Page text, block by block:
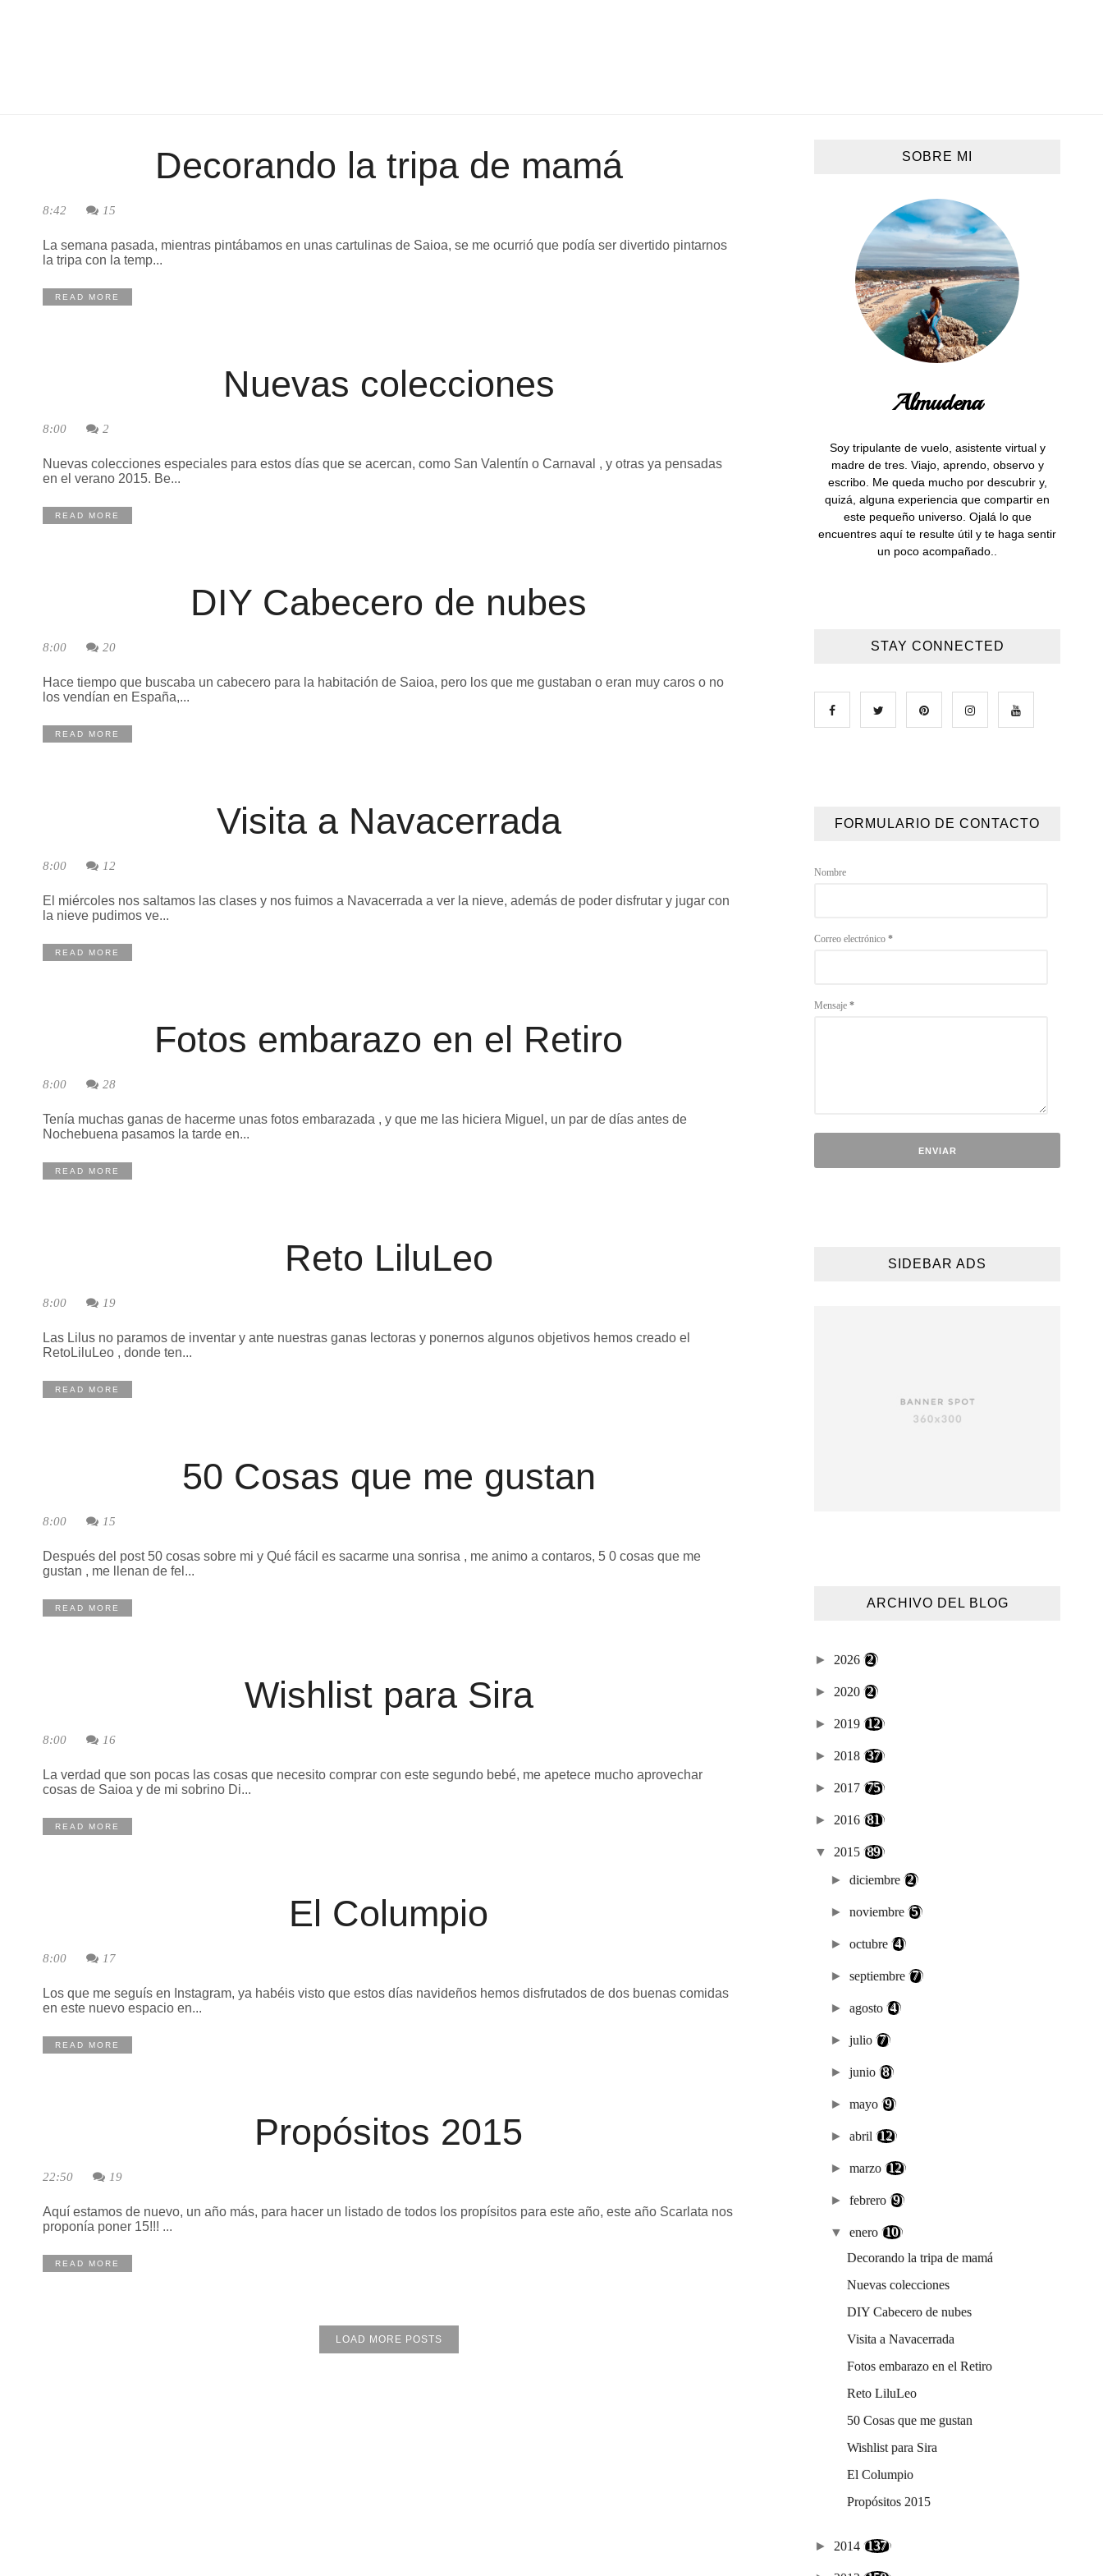
Decorando la tripa de mamá
8:42 15
La semana pasada, mientras pintábamos en unas cartulinas de Saioa, se me ocurrió que podía ser divertido pintarnos
la tripa con la temp...
READ MORE
Nuevas colecciones
8:00 2
Nuevas colecciones especiales para estos días que se acercan, como San Valentín o Carnaval , y otras ya pensadas
en el verano 2015. Be...
READ MORE
DIY Cabecero de nubes
8:00 20
Hace tiempo que buscaba un cabecero para la habitación de Saioa, pero los que me gustaban o eran muy caros o no
los vendían en España,...
READ MORE
Visita a Navacerrada
8:00 12
El miércoles nos saltamos las clases y nos fuimos a Navacerrada a ver la nieve, además de poder disfrutar y jugar con
la nieve pudimos ve...
READ MORE
Fotos embarazo en el Retiro
8:00 28
Tenía muchas ganas de hacerme unas fotos embarazada , y que me las hiciera Miguel, un par de días antes de
Nochebuena pasamos la tarde en...
READ MORE
Reto LiluLeo
8:00 19
Las Lilus no paramos de inventar y ante nuestras ganas lectoras y ponernos algunos objetivos hemos creado el
RetoLiluLeo , donde ten...
READ MORE
50 Cosas que me gustan
8:00 15
Después del post 50 cosas sobre mi y Qué fácil es sacarme una sonrisa , me animo a contaros, 5 0 cosas que me
gustan , me llenan de fel...
READ MORE
Wishlist para Sira
8:00 16
La verdad que son pocas las cosas que necesito comprar con este segundo bebé, me apetece mucho aprovechar
cosas de Saioa y de mi sobrino Di...
READ MORE
El Columpio
8:00 17
Los que me seguís en Instagram, ya habéis visto que estos días navideños hemos disfrutados de dos buenas comidas
en este nuevo espacio en...
READ MORE
Propósitos 2015
22:50 19
Aquí estamos de nuevo, un año más, para hacer un listado de todos los propísitos para este año, este año Scarlata nos
proponía poner 15!!! ...
READ MORE
LOAD MORE POSTS
SOBRE MI
Almudena
Soy tripulante de vuelo, asistente virtual y
madre de tres. Viajo, aprendo, observo y
escribo. Me queda mucho por descubrir y,
quizá, alguna experiencia que compartir en
este pequeño universo. Ojalá lo que
encuentres aquí te resulte útil y te haga sentir
un poco acompañado..
STAY CONNECTED
FORMULARIO DE CONTACTO
Nombre
Correo electrónico *
Mensaje *
SIDEBAR ADS
ARCHIVO DEL BLOG
► 2026 (2)
► 2020 (2)
► 2019 (12)
► 2018 (37)
► 2017 (75)
► 2016 (81)
▼ 2015 (89)
►diciembre(2)
►noviembre(5)
►octubre(4)
►septiembre(7)
►agosto(4)
►julio(7)
►junio(8)
►mayo(9)
►abril (12)
►marzo (12)
►febrero(9)
▼enero (10)
Decorando la tripa de mamá
Nuevas colecciones
DIY Cabecero de nubes
Visita a Navacerrada
Fotos embarazo en el Retiro
Reto LiluLeo
50 Cosas que me gustan
Wishlist para Sira
El Columpio
Propósitos 2015
► 2014 (137)